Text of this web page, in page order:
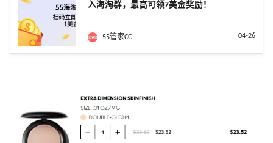
入海淘群，最高可领7美金奖励！
55管家CC 04-26